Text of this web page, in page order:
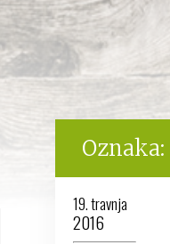
Oznaka:
19. travnja
2016